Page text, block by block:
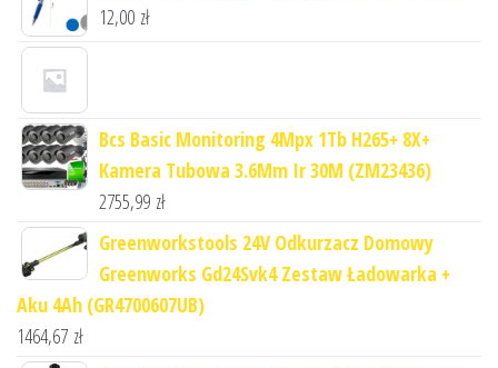
12,00 zł
Bcs Basic Monitoring 4Mpx 1Tb H265+ 8X+
Kamera Tubowa 3.6Mm Ir 30M (ZM23436)
2755,99 zł
Greenworkstools 24V Odkurzacz Domowy
Greenworks Gd24Svk4 Zestaw Ładowarka +
Aku 4Ah (GR4700607UB)
1464,67 zł